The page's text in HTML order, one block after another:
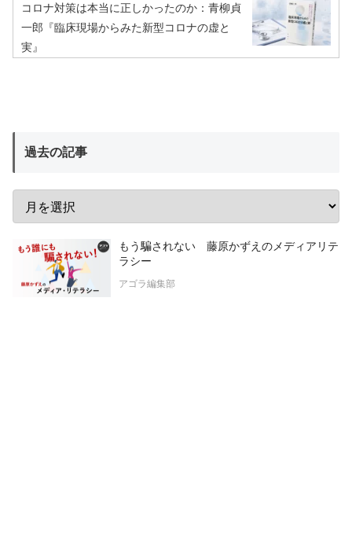
コロナ対策は本当に正しかったのか：青柳貞
一郎『臨床現場からみた新型コロナの虚と
実』
過去の記事
もう騙されない 藤原かずえのメディアリテ
ラシー
アゴラ編集部